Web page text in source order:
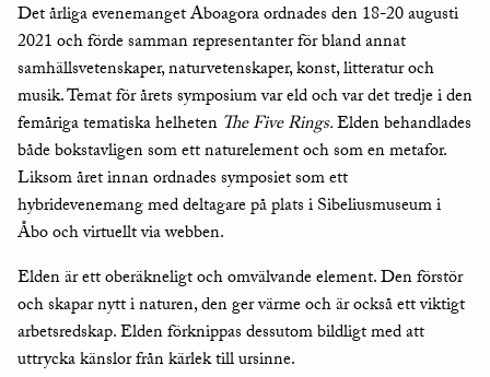
Det årliga evenemanget Aboagora ordnades den 18-20 augusti
2021 och förde samman representanter för bland annat
samhällsvetenskaper, naturvetenskaper, konst, litteratur och
musik. Temat för årets symposium var eld och var det tredje i den
femåriga tematiska helheten The Five Rings.Elden behandlades
både bokstavligen som ett naturelement och som en metafor.
Liksom året innan ordnades symposiet som ett
hybridevenemang med deltagare på plats i Sibeliusmuseum i
Åbo och virtuellt via webben.
Elden är ett oberäkneligt och omvälvande element. Den förstör
och skapar nytt i naturen, den ger värme och är också ett viktigt
arbetsredskap. Elden förknippas dessutom bildligt med att
uttrycka känslor från kärlek till ursinne.